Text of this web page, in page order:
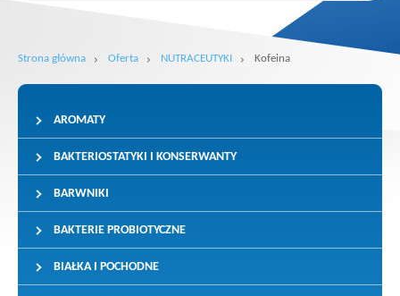
Strona główna Oferta NUTRACEUTYKI Kofeina
AROMATY
BAKTERIOSTATYKI I KONSERWANTY
BARWNIKI
BAKTERIE PROBIOTYCZNE
BIAŁKA I POCHODNE